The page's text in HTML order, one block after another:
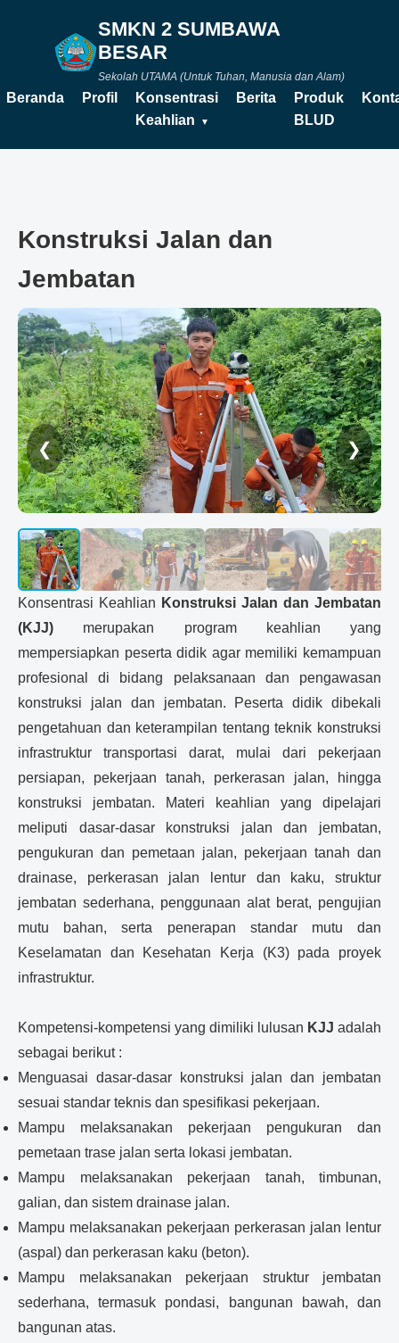
SMKN 2 SUMBAWA
BESAR
Sekolah UTAMA (Untuk Tuhan, Manusia dan Alam)
Beranda Profil
Konsentrasi
Keahlian
Berita
Produk
BLUD
Konstruksi Jalan dan
Jembatan
❮ ❯
Konsentrasi Keahlian Konstruksi Jalan dan Jembatan
(KJJ) merupakan program keahlian yang
mempersiapkan peserta didik agar memiliki kemampuan
profesional di bidang pelaksanaan dan pengawasan
konstruksi jalan dan jembatan. Peserta didik dibekali
pengetahuan dan keterampilan tentang teknik konstruksi
infrastruktur transportasi darat, mulai dari pekerjaan
persiapan, pekerjaan tanah, perkerasan jalan, hingga
konstruksi jembatan. Materi keahlian yang dipelajari
meliputi dasar-dasar konstruksi jalan dan jembatan,
pengukuran dan pemetaan jalan, pekerjaan tanah dan
drainase, perkerasan jalan lentur dan kaku, struktur
jembatan sederhana, penggunaan alat berat, pengujian
mutu bahan, serta penerapan standar mutu dan
Keselamatan dan Kesehatan Kerja (K3) pada proyek
infrastruktur.
Kompetensi-kompetensi yang dimiliki lulusan KJJ adalah
sebagai berikut :
Menguasai dasar-dasar konstruksi jalan dan jembatan
sesuai standar teknis dan spesifikasi pekerjaan.
Mampu melaksanakan pekerjaan pengukuran dan
pemetaan trase jalan serta lokasi jembatan.
Mampu melaksanakan pekerjaan tanah, timbunan,
galian, dan sistem drainase jalan.
Mampu melaksanakan pekerjaan perkerasan jalan lentur
(aspal) dan perkerasan kaku (beton).
Mampu melaksanakan pekerjaan struktur jembatan
sederhana, termasuk pondasi, bangunan bawah, dan
bangunan atas.